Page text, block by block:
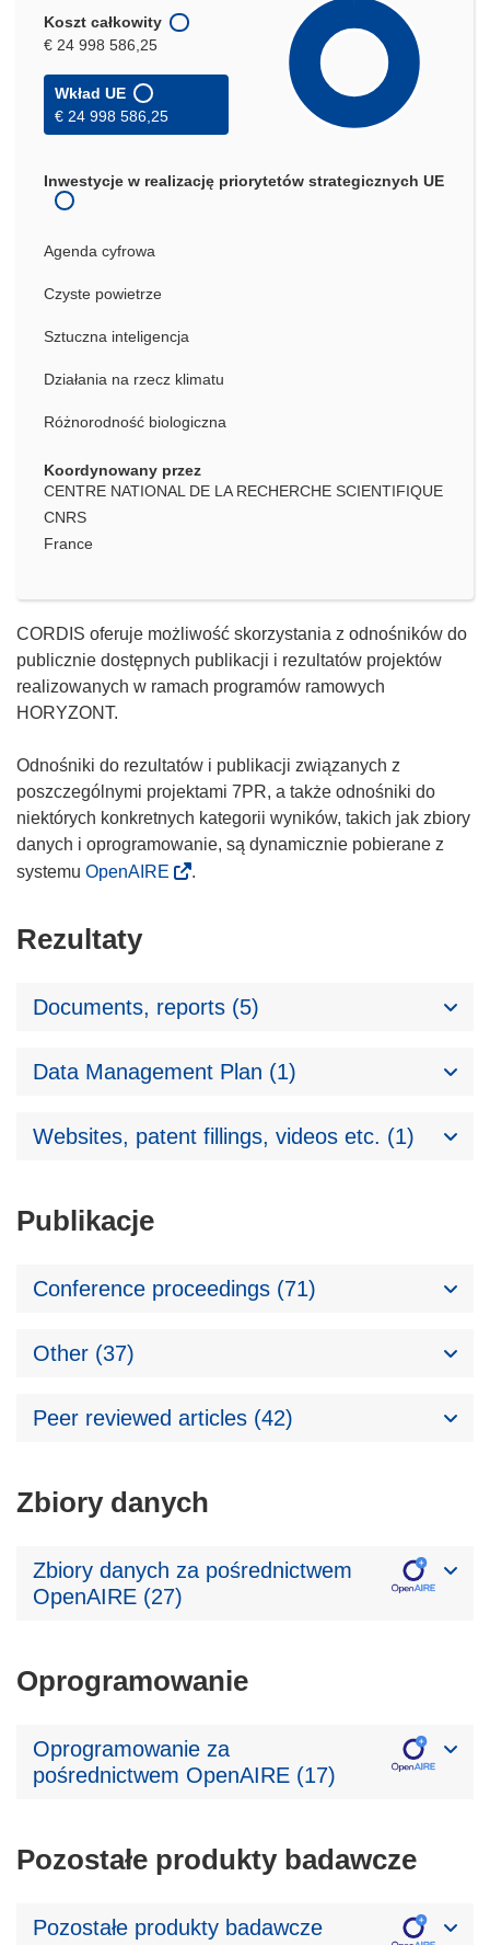
Koszt całkowity
€ 24 998 586,25
Wkład UE
€ 24 998 586,25
Inwestycje w realizację priorytetów strategicznych UE
Agenda cyfrowa
Czyste powietrze
Sztuczna inteligencja
Działania na rzecz klimatu
Różnorodność biologiczna
Koordynowany przez
CENTRE NATIONAL DE LA RECHERCHE SCIENTIFIQUE
CNRS
France
CORDIS oferuje możliwość skorzystania z odnośników do
publicznie dostępnych publikacji i rezultatów projektów
realizowanych w ramach programów ramowych
HORYZONT.
Odnośniki do rezultatów i publikacji związanych z
poszczególnymi projektami 7PR, a także odnośniki do
niektórych konkretnych kategorii wyników, takich jak zbiory
danych i oprogramowanie, są dynamicznie pobierane z
systemu OpenAIRE .
Rezultaty
Documents, reports (5)
Data Management Plan (1)
Websites, patent fillings, videos etc. (1)
Publikacje
Conference proceedings (71)
Other (37)
Peer reviewed articles (42)
Zbiory danych
Zbiory danych za pośrednictwem
OpenAIRE (27)
Oprogramowanie
Oprogramowanie za
pośrednictwem OpenAIRE (17)
Pozostałe produkty badawcze
Pozostałe produkty badawcze